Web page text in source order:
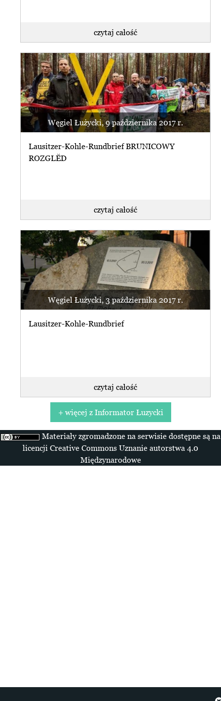
czytaj całość
Węgiel Łużycki, 9 października 2017 r.
Lausitzer-Kohle-Rundbrief BRUNICOWY
ROZGLĔD
czytaj całość
Węgiel Łużycki, 3 października 2017 r.
Lausitzer-Kohle-Rundbrief
czytaj całość
+ więcej z Informator Łuzycki
Materiały zgromadzone na serwisie dostępne są na
licencji Creative Commons Uznanie autorstwa 4.0
Międzynarodowe